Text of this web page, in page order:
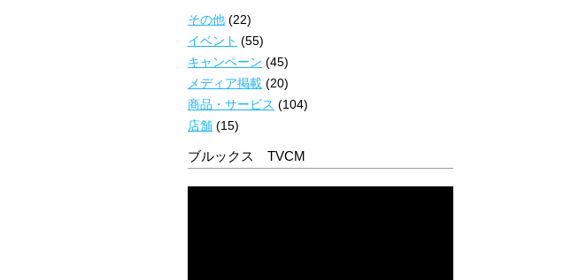
その他 (22)
イベント (55)
キャンペーン (45)
メディア掲載 (20)
商品・サービス (104)
店舗 (15)
ブルックス TVCM